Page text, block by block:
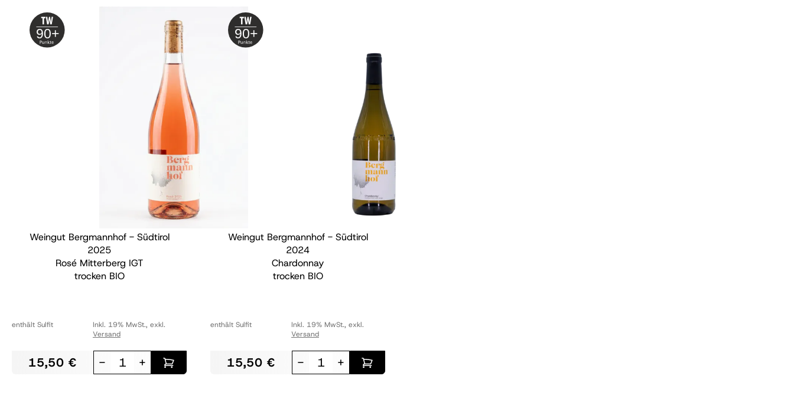
90+
Weingut Bergmannhof - Südtirol
2025
Rosé Mitterberg IGT
trocken BIO
enthält Sulfit
15,50 €
Inkl. 19% MwSt., exkl.
Versand
- +
90+
Weingut Bergmannhof - Südtirol
2024
Chardonnay
trocken BIO
enthält Sulfit
15,50 €
Inkl. 19% MwSt., exkl.
Versand
- +